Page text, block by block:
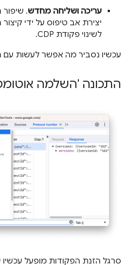
עריכה ושליחה מחדש.
יצירת אב טיפוס על ידי
לשינוי פקודת CDP.
עכשיו נסביר מה אפשר לעשות עם
התכונה 'השלמה
סרגל הזנת הפקודות מופעל